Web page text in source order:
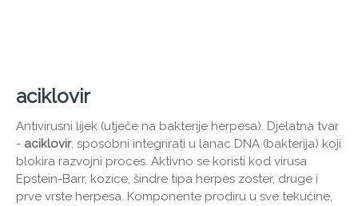
aciklovir
Antivirusni lijek (utječe na bakterije herpesa). Djelatna tvar
- aciklovir, sposobni integrirati u lanac DNA (bakterija) koji
blokira razvojni proces. Aktivno se koristi kod virusa
Epstein-Barr, kozice, šindre tipa herpes zoster, druge i
prve vrste herpesa. Komponente prodiru u sve tekućine,